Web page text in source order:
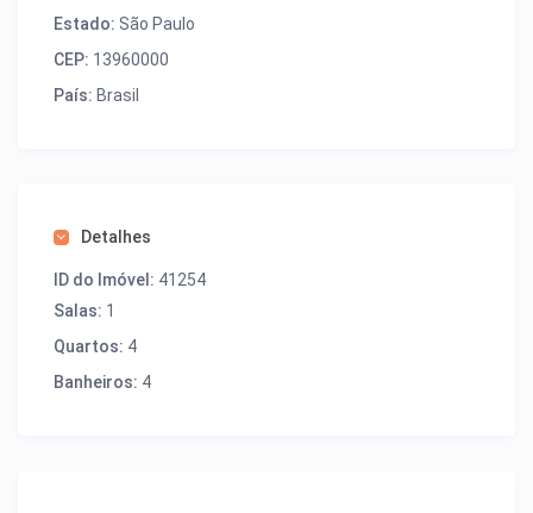
Estado: São Paulo
CEP: 13960000
País: Brasil
Detalhes
ID do Imóvel: 41254
Salas: 1
Quartos: 4
Banheiros: 4